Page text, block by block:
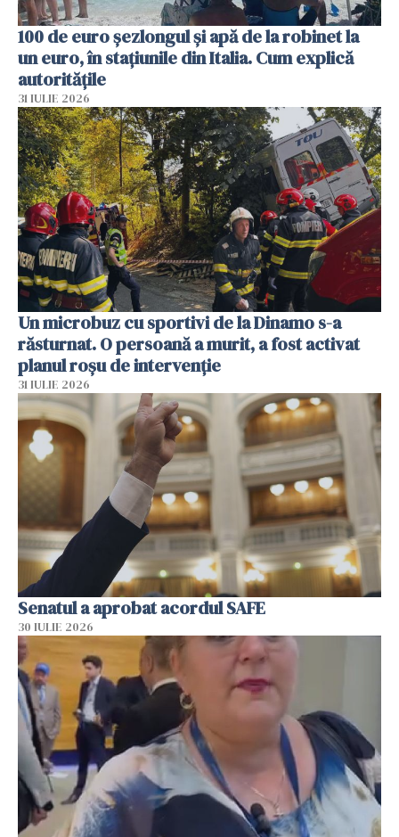
100 de euro șezlongul și apă de la robinet la
un euro, în stațiunile din Italia. Cum explică
autoritățile
31 IULIE 2026
Un microbuz cu sportivi de la Dinamo s-a
răsturnat. O persoană a murit, a fost activat
planul roșu de intervenție
31 IULIE 2026
Senatul a aprobat acordul SAFE
30 IULIE 2026